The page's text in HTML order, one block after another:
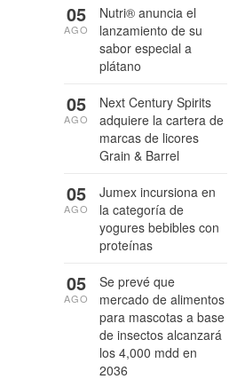
Nutri® anuncia el
lanzamiento de su
sabor especial a
plátano
05
AGO
Next Century Spirits
adquiere la cartera de
marcas de licores
Grain & Barrel
05
AGO
Jumex incursiona en
la categoría de
yogures bebibles con
proteínas
05
AGO
Se prevé que
mercado de alimentos
para mascotas a base
de insectos alcanzará
los 4,000 mdd en
2036
05
AGO